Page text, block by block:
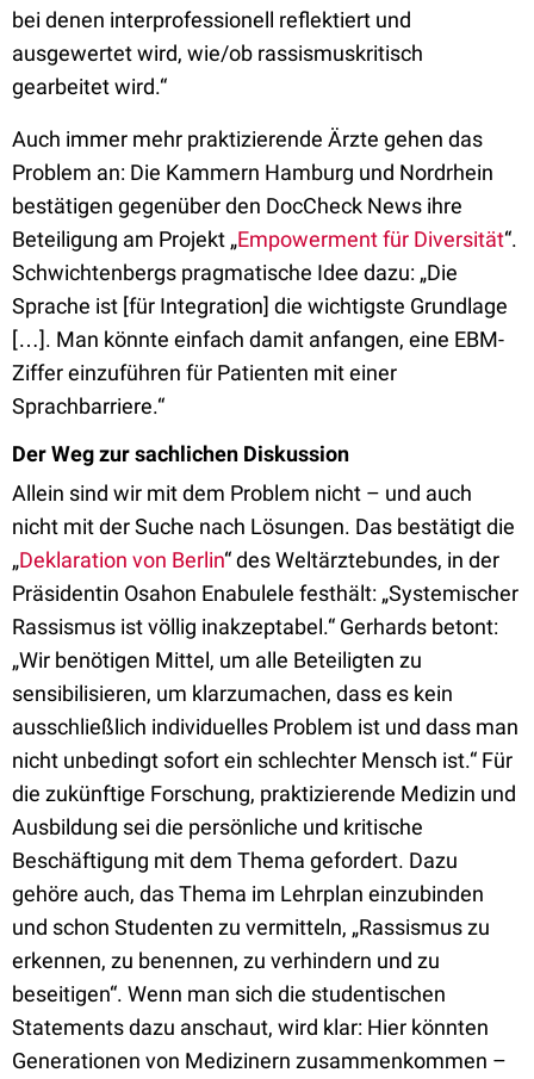
bei denen interprofessionell reflektiert und
ausgewertet wird, wie/ob rassismuskritisch
gearbeitet wird.“
Auch immer mehr praktizierende Ärzte gehen das
Problem an: Die Kammern Hamburg und Nordrhein
bestätigen gegenüber den DocCheck News ihre
Beteiligung am Projekt „Empowerment für Diversität“.
Schwichtenbergs pragmatische Idee dazu: „Die
Sprache ist [für Integration] die wichtigste Grundlage
[…]. Man könnte einfach damit anfangen, eine EBM-
Ziffer einzuführen für Patienten mit einer
Sprachbarriere.“
Der Weg zur sachlichen Diskussion
Allein sind wir mit dem Problem nicht – und auch
nicht mit der Suche nach Lösungen. Das bestätigt die
„Deklaration von Berlin“ des Weltärztebundes, in der
Präsidentin Osahon Enabulele festhält: „Systemischer
Rassismus ist völlig inakzeptabel.“ Gerhards betont:
„Wir benötigen Mittel, um alle Beteiligten zu
sensibilisieren, um klarzumachen, dass es kein
ausschließlich individuelles Problem ist und dass man
nicht unbedingt sofort ein schlechter Mensch ist.“ Für
die zukünftige Forschung, praktizierende Medizin und
Ausbildung sei die persönliche und kritische
Beschäftigung mit dem Thema gefordert. Dazu
gehöre auch, das Thema im Lehrplan einzubinden
und schon Studenten zu vermitteln, „Rassismus zu
erkennen, zu benennen, zu verhindern und zu
beseitigen“. Wenn man sich die studentischen
Statements dazu anschaut, wird klar: Hier könnten
Generationen von Medizinern zusammenkommen –